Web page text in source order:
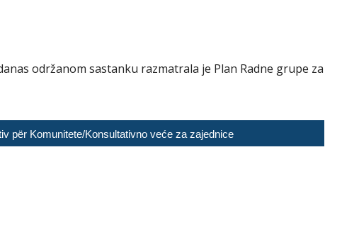
održanom sastanku razmatrala je Plan Radne grupe za
për Komunitete/Konsultativno veće za zajednice